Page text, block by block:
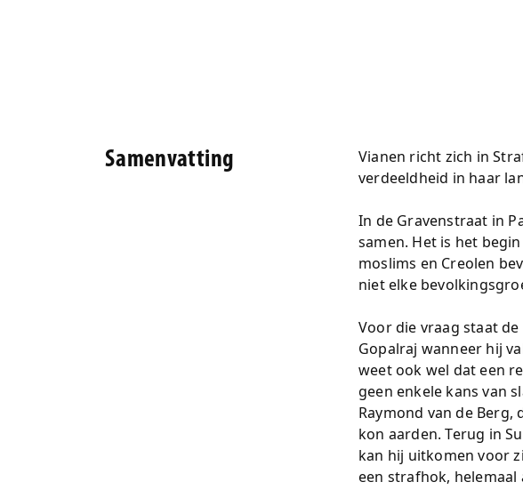
Samenvatting
Vianen richt zich in
verdeeldheid in haar
In de Gravenstraat in
samen. Het is het
moslims en Creolen
niet elke
Voor die vraag staat
Gopalraj wanneer hij
weet ook wel dat een
geen enkele kans van
Raymond van de
kon aarden. Terug in
kan hij uitkomen voor
een strafhok, helemaal